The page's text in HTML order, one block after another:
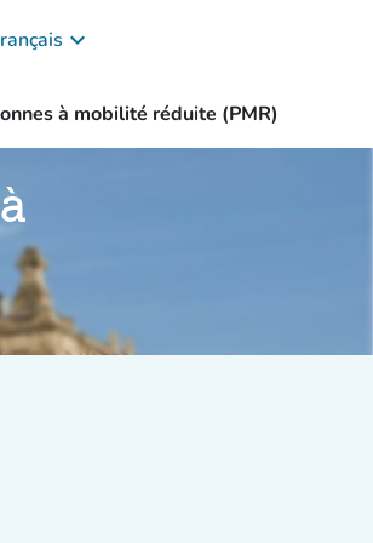
keyboard_arrow_down
à mobilité réduite (PMR)